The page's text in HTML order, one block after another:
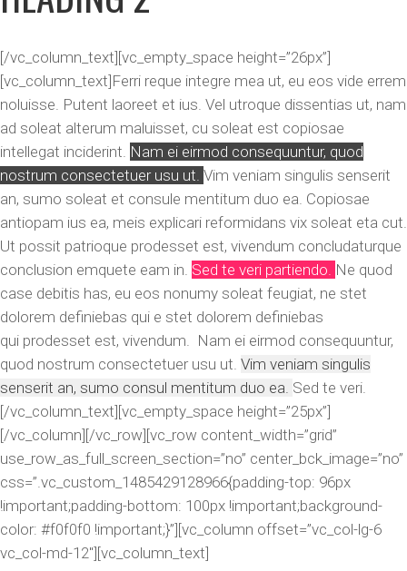
[/vc_column_text][vc_empty_space height=”26px”]
[vc_column_text]Ferri reque integre mea ut, eu eos vide errem
noluisse. Putent laoreet et ius. Vel utroque dissentias ut, nam
ad soleat alterum maluisset, cu soleat est copiosae
intellegat inciderint. Nam ei eirmod consequuntur, quod
nostrum consectetuer usu ut. Vim veniam singulis senserit
an, sumo soleat et consule mentitum duo ea. Copiosae
antiopam ius ea, meis explicari reformidans vix soleat eta cut.
Ut possit patrioque prodesset est, vivendum concludaturque
conclusion emquete eam in. Sed te veri partiendo. Ne quod
case debitis has, eu eos nonumy soleat feugiat, ne stet
dolorem definiebas qui e stet dolorem definiebas
qui prodesset est, vivendum. Nam ei eirmod consequuntur,
quod nostrum consectetuer usu ut. Vim veniam singulis
senserit an, sumo consul mentitum duo ea. Sed te veri.
[/vc_column_text][vc_empty_space height=”25px”]
[/vc_column][/vc_row][vc_row content_width=”grid”
use_row_as_full_screen_section=”no” center_bck_image=”no”
css=”.vc_custom_1485429128966{padding-top: 96px
!important;padding-bottom: 100px !important;background-
color: #f0f0f0 !important;}”][vc_column offset=”vc_col-lg-6
vc_col-md-12″][vc_column_text]